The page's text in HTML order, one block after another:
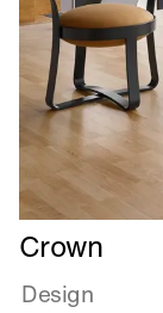
Læs
mere
om
Crown
Design